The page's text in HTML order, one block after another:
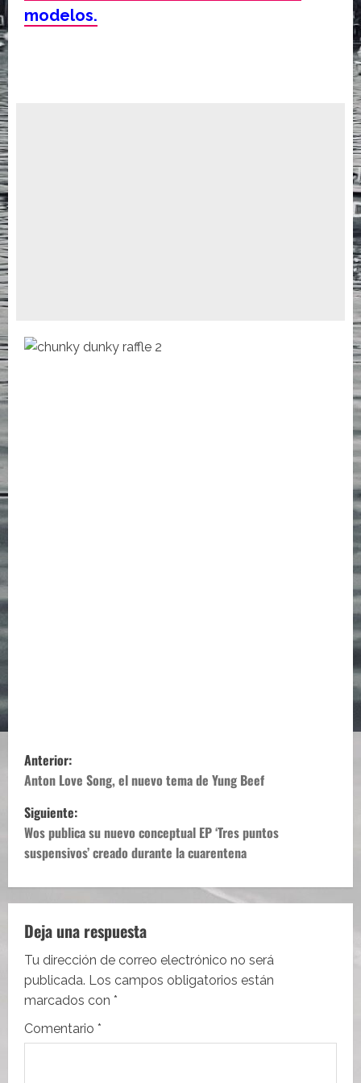
modelos.
N
a
v
e
g
a
c
i
ó
Anterior:
Anton Love Song, el nuevo tema de Yung Beef
Siguiente:
Wos publica su nuevo conceptual EP ‘Tres puntos
suspensivos’ creado durante la cuarentena
Deja una respuesta
Tu dirección de correo electrónico no será
publicada. Los campos obligatorios están
marcados con *
Comentario *